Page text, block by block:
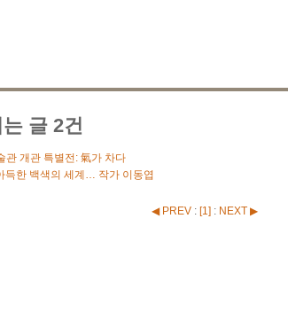
글 2건
관 개관 특별전: 氣가 차다
득한 백색의 세계… 작가 이동엽
◀ PREV : [1] : NEXT ▶